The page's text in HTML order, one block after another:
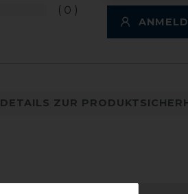
0
DETAILS ZUR